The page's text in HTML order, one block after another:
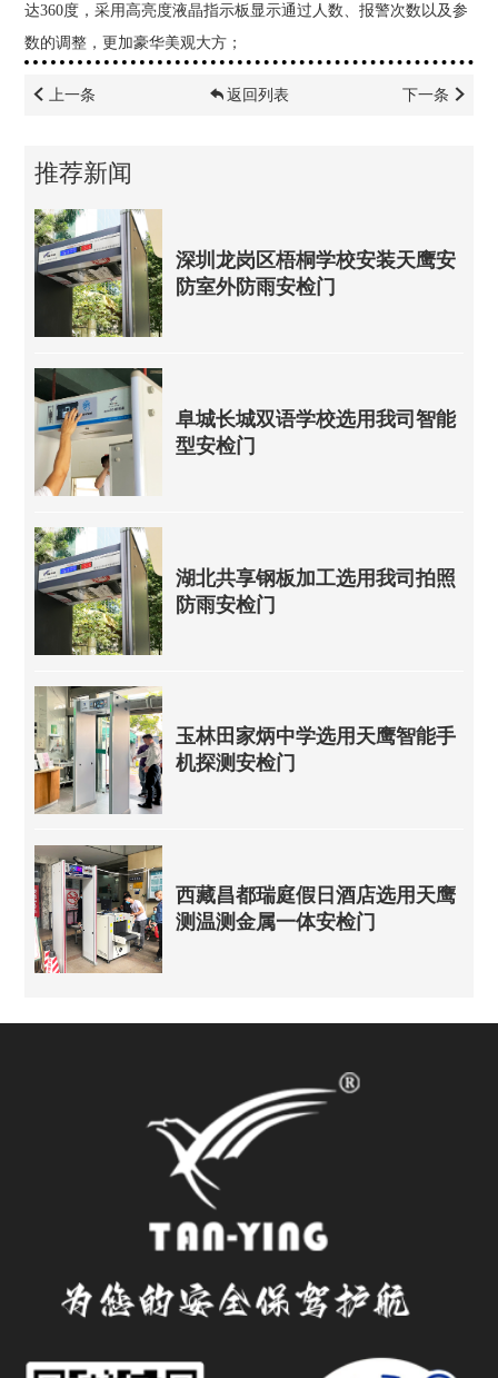
达360度，采用高亮度液晶指示板显示通过人数、报警次数以及参
数的调整，更加豪华美观大方；
上一条 返回列表 下一条
推荐新闻
深圳龙岗区梧桐学校安装天鹰安
防室外防雨安检门
阜城长城双语学校选用我司智能
型安检门
湖北共享钢板加工选用我司拍照
防雨安检门
玉林田家炳中学选用天鹰智能手
机探测安检门
西藏昌都瑞庭假日酒店选用天鹰
测温测金属一体安检门